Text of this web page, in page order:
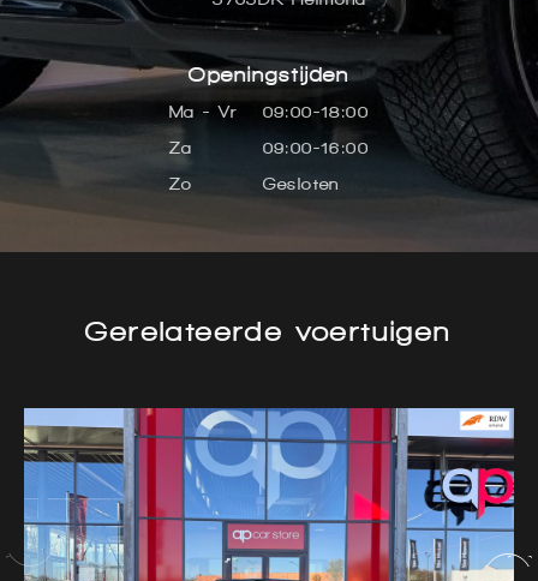
Openingstijden
Ma - Vr
09:00-18:00
Za
09:00-16:00
Zo
Gesloten
Gerelateerde voertuigen